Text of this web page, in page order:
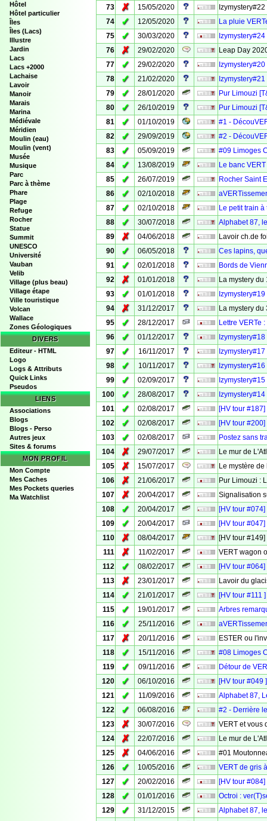
Hôtel
Hôtel particulier
Îles
Îles (Lacs)
Illustre
Jardin
Lacs
Lacs +2000
Lachaise
Lavoir
Manoir
Marais
Marina
Médiévale
Méridien
Moulin (eau)
Moulin (vent)
Musée
Musique
Parc
Parc à thème
Phare
Plage
Refuge
Rocher
Statue
Summit
UNESCO
Université
Vauban
Velib
Village (plus beau)
Village étape
Ville touristique
Volcan
Wallace
Zones Géologiques
DIVERS
Editeur - HTML
Logo
Logs & Attributs
Quick Links
Pseudos
LIENS
Associations
Blogs
Blogs - Perso
Autres jeux
Sites & forums
MON PROFIL
Mon Compte
Mes Caches
Mes Pockets queries
Ma Watchlist
73
✗ 15/05/2020
74
✓ 12/05/2020
La pluie
75
✓ 30/03/2020
76
✗ 29/02/2020
Leap Day
77
✓ 29/02/2020
78
✓ 21/02/2020
79
✓ 28/01/2020
Pur Limouzi
80
✓ 26/10/2019
Pur Limouzi
81
✓ 01/10/2019
#1 -
82
✓ 29/09/2019
#2 -
83
✓ 05/09/2019
#09 Limoges
84
✓ 13/08/2019
Le banc VERT
85
✓ 26/07/2019
Rocher Saint
86
✓ 02/10/2018
87
✓ 02/10/2018
Le petit train
88
✓ 30/07/2018
Alphabet 87,
89
✗ 04/06/2018
Lavoir ch.de
90
✓ 06/05/2018
Ces lapins,
91
✓ 02/01/2018
Bords de
92
✗ 01/01/2018
La mystery
93
✓ 01/01/2018
94
✗ 31/12/2017
La mystery
95
✓ 28/12/2017
Lettre VERTe
96
✓ 01/12/2017
97
✓ 16/11/2017
98
✓ 10/11/2017
99
✓ 02/09/2017
100
✓ 28/08/2017
101
✓ 02/08/2017
[HV tour
102
✓ 02/08/2017
[HV tour
103
✓ 02/08/2017
Postez sans
104
✗ 29/07/2017
Le mur de
105
✗ 15/07/2017
Le mystère
106
✗ 21/06/2017
Pur Limouzi :
107
✗ 20/04/2017
Signalisation
108
✓ 20/04/2017
[HV tour
109
✓ 20/04/2017
[HV tour
110
✗ 08/04/2017
[HV tour
111
✗ 11/02/2017
VERT wagon
112
✓ 08/02/2017
[HV tour
113
✗ 23/01/2017
Lavoir du
114
✓ 21/01/2017
[HV tour #111
115
✓ 19/01/2017
Arbres
116
✓ 25/11/2016
117
✗ 20/11/2016
ESTER ou
118
✓ 15/11/2016
#08 Limoges
119
✓ 09/11/2016
Détour de
120
✓ 06/10/2016
[HV tour #049
121
✓ 11/09/2016
Alphabet 87,
122
✓ 06/08/2016
#2 - Derrière
123
✗ 30/07/2016
VERT et vous
124
✗ 22/07/2016
Le mur de
125
✗ 04/06/2016
#01
126
✓ 10/05/2016
VERT de gris
127
✓ 20/02/2016
[HV tour
128
✓ 01/01/2016
Octroi :
129
✓ 31/12/2015
Alphabet 87,